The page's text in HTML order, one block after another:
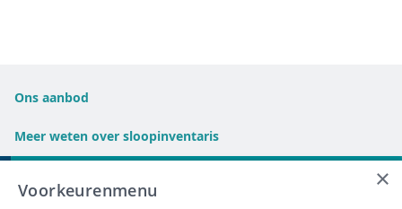
Ons aanbod
Meer weten over sloopinventaris
×
Voorkeurenmenu